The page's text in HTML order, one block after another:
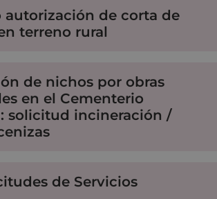
autorización de corta de
terreno rural
de nichos por obras
en el Cementerio
solicitud incineración /
de Servicios